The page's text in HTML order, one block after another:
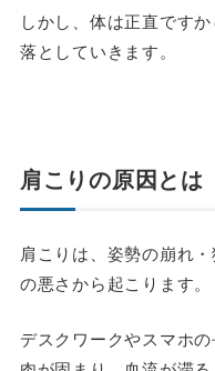
しかし、体は正直です
落としていきます。
肩こりの原因とは
肩こりは、姿勢の崩れ
の悪さから起こります。
デスクワークやスマホ